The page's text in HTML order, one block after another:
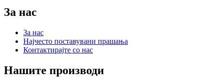
За нас
За нас
Најчесто поставувани прашања
Контактирајте со нас
Нашите производи